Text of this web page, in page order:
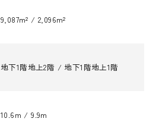
9,087m² / 2,096m²
地下1階地上2階 / 地下1階地上1階
10.6m / 9.9m